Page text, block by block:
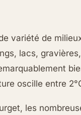
variété de
lacs,
oscille entre
les